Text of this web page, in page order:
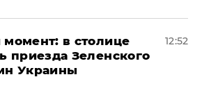
момент: в столице
приезда Зеленского
Украины
12:52